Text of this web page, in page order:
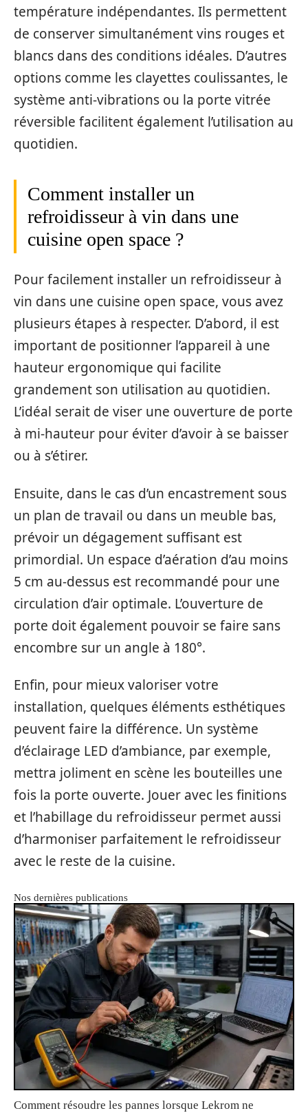
température indépendantes. Ils permettent
de conserver simultanément vins rouges et
blancs dans des conditions idéales. D’autres
options comme les clayettes coulissantes, le
système anti-vibrations ou la porte vitrée
réversible facilitent également l’utilisation au
quotidien.
Comment installer un
refroidisseur à vin dans une
cuisine open space ?
Pour facilement installer un refroidisseur à
vin dans une cuisine open space, vous avez
plusieurs étapes à respecter. D’abord, il est
important de positionner l’appareil à une
hauteur ergonomique qui facilite
grandement son utilisation au quotidien.
L’idéal serait de viser une ouverture de porte
à mi-hauteur pour éviter d’avoir à se baisser
ou à s’étirer.
Ensuite, dans le cas d’un encastrement sous
un plan de travail ou dans un meuble bas,
prévoir un dégagement suffisant est
primordial. Un espace d’aération d’au moins
5 cm au-dessus est recommandé pour une
circulation d’air optimale. L’ouverture de
porte doit également pouvoir se faire sans
encombre sur un angle à 180°.
Enfin, pour mieux valoriser votre
installation, quelques éléments esthétiques
peuvent faire la différence. Un système
d’éclairage LED d’ambiance, par exemple,
mettra joliment en scène les bouteilles une
fois la porte ouverte. Jouer avec les finitions
et l’habillage du refroidisseur permet aussi
d’harmoniser parfaitement le refroidisseur
avec le reste de la cuisine.
Nos dernières publications
Comment résoudre les pannes lorsque Lekrom ne